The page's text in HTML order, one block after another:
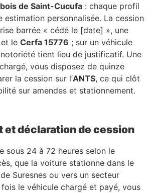
bois de Saint-Cucufa : chaque profil
estimation personnalisée. La cession
barrée « cédé le [date] », une
le Cerfa 15776 ; sur un véhicule
notoriété tient lieu de justificatif. Une
vous disposez de quinze
la cession sur l’ANTS, ce qui clôt
sur amendes et stationnement.
et déclaration de cession
sous 24 à 72 heures selon le
que la voiture stationne dans le
Suresnes ou vers un secteur
le véhicule chargé et payé, vous